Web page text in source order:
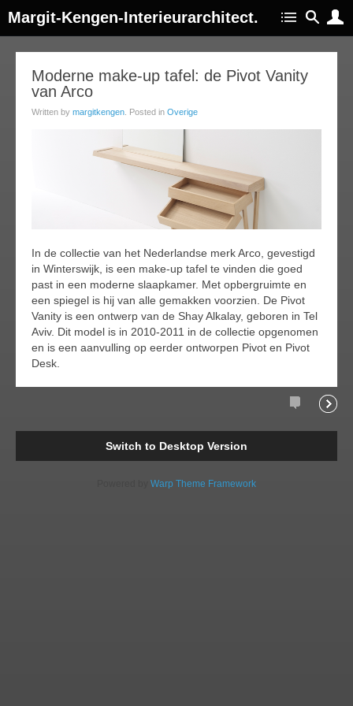
Margit-Kengen-Interieurarchitect.
Moderne make-up tafel: de Pivot Vanity
van Arco
Written by margitkengen . Posted in Overige
In de collectie van het Nederlandse merk Arco, gevestigd
in Winterswijk, is een make-up tafel te vinden die goed
past in een moderne slaapkamer. Met opbergruimte en
een spiegel is hij van alle gemakken voorzien. De Pivot
Vanity is een ontwerp van de Shay Alkalay, geboren in Tel
Aviv. Dit model is in 2010-2011 in de collectie opgenomen
en is een aanvulling op eerder ontworpen Pivot en Pivot
Desk.
Comments
Switch to Desktop Version
Warp Theme Framework